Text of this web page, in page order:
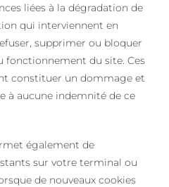
liées à la dégradation de
qui interviennent en
supprimer ou bloquer
fonctionnement du site. Ces
constituer un dommage et
à aucune indemnité de ce
également de
sur votre terminal ou
de nouveaux cookies